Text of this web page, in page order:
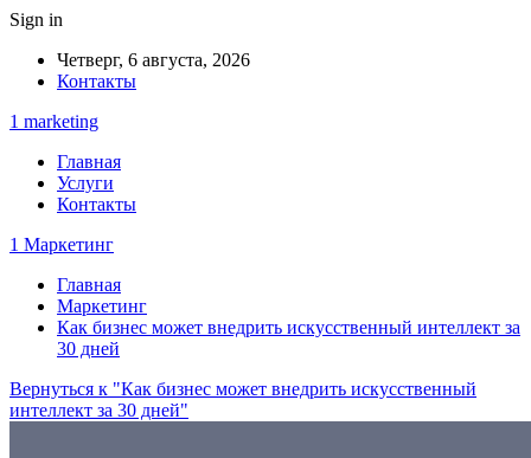
Sign in
Четверг, 6 августа, 2026
Контакты
1 marketing
Главная
Услуги
Контакты
1 Маркетинг
Главная
Маркетинг
Как бизнес может внедрить искусственный интеллект за
30 дней
Вернуться к "Как бизнес может внедрить искусственный
интеллект за 30 дней"